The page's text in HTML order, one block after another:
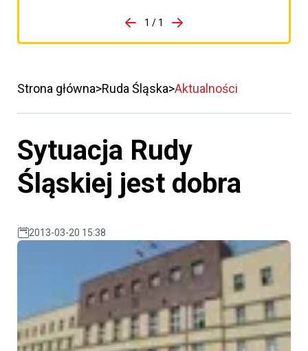
porzpedniego komunikatu
1 / 1
Przejdź do następnego
Strona główna Ruda Śląska Aktualności
Sytuacja Rudy
Śląskiej jest dobra
2013-03-20 15:38